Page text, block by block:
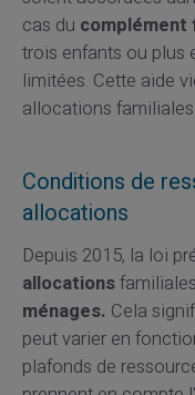
cas du complément
trois enfants ou plus
limitées. Cette aide
allocations
Conditions de
allocations
Depuis 2015, la loi
allocations
ménages. Cela
peut varier en
plafonds de